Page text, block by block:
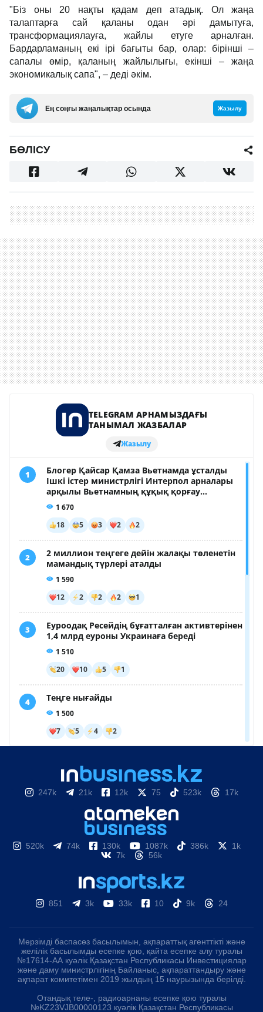
"Біз оны 20 нақты қадам деп атадық. Ол жаңа
талаптарға сай қаланы одан әрі дамытуға,
трансформациялауға, жайлы етуге арналған.
Бардарламаның екі ірі бағыты бар, олар: бірінші –
сапалы өмір, қаланың жайлылығы, екінші – жаңа
экономикалық сапа", – деді әкім.
Ең соңғы жаңалықтар осында Жазылу
БӨЛІСУ
247k 21k 12k 75 523k 17k
520k 74k 130k 1087k 386k
1k
7k
56k
851 3k 33k 10 9k 24
Мерзімді баспасөз басылымын, ақпараттық агенттікті және
желілік басылымды есепке қою, қайта есепке алу туралы
№17614-АА куәлік Қазақстан Республикасы Инвестициялар
және даму министрлігінің Байланыс, ақпараттандыру және
ақпарат комитетімен 2019 жылдың 15 наурызында берілді.
Отандық теле-, радиоарнаны есепке қою туралы
№KZ23VJB00000123 куәлік Қазақстан Республикасы